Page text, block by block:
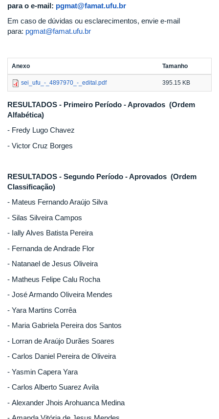
para o e-mail: pgmat@famat.ufu.br
Em caso de dúvidas ou esclarecimentos, envie e-mail
para: pgmat@famat.ufu.br
Anexo Tamanho
sei_ufu_-_4897970_-_edital.pdf 395.15 KB
RESULTADOS - Primeiro Período - Aprovados (Ordem
Alfabética)
- Fredy Lugo Chavez
- Victor Cruz Borges
RESULTADOS - Segundo Período - Aprovados (Ordem
Classificação)
- Mateus Fernando Araújo Silva
- Silas Silveira Campos
- Ially Alves Batista Pereira
- Fernanda de Andrade Flor
- Natanael de Jesus Oliveira
- Matheus Felipe Calu Rocha
- José Armando Oliveira Mendes
- Yara Martins Corrêa
- Maria Gabriela Pereira dos Santos
- Lorran de Araújo Durães Soares
- Carlos Daniel Pereira de Oliveira
- Yasmin Capera Yara
- Carlos Alberto Suarez Avila
- Alexander Jhois Arohuanca Medina